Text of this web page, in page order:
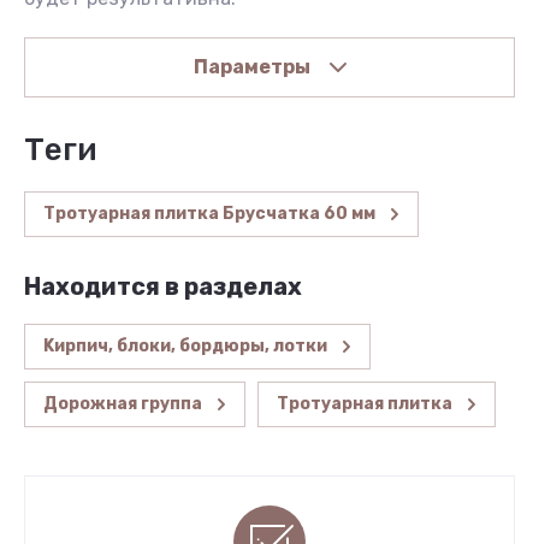
Параметры
теги
Тротуарная плитка Брусчатка 60 мм
Находится в разделах
Kирпич, блоки, бордюры, лотки
Дорожная группа Тротуарная плитка